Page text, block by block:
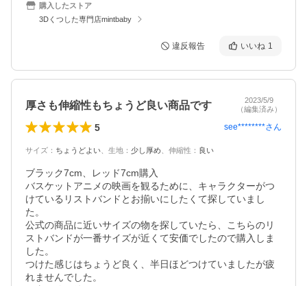
購入したストア
3Dくつした専門店mintbaby
違反報告 いいね 1
厚さも伸縮性もちょうど良い商品です
2023/5/9
（編集済み）
5 see********さん
サイズ ： ちょうどよい 生地 ： 少し厚め 伸縮性 ： 良い
ブラック7cm、レッド7cm購入
バスケットアニメの映画を観るために、キャラクターがつ
けているリストバンドとお揃いにしたくて探していまし
た。
公式の商品に近いサイズの物を探していたら、こちらのリ
ストバンドが一番サイズが近くて安価でしたので購入しま
した。
つけた感じはちょうど良く、半日ほどつけていましたが疲
れませんでした。